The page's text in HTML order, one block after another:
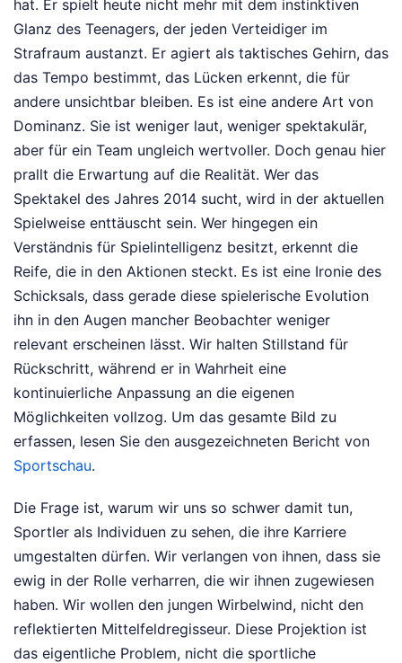
hat. Er spielt heute nicht mehr mit dem instinktiven
Glanz des Teenagers, der jeden Verteidiger im
Strafraum austanzt. Er agiert als taktisches Gehirn, das
das Tempo bestimmt, das Lücken erkennt, die für
andere unsichtbar bleiben. Es ist eine andere Art von
Dominanz. Sie ist weniger laut, weniger spektakulär,
aber für ein Team ungleich wertvoller. Doch genau hier
prallt die Erwartung auf die Realität. Wer das
Spektakel des Jahres 2014 sucht, wird in der aktuellen
Spielweise enttäuscht sein. Wer hingegen ein
Verständnis für Spielintelligenz besitzt, erkennt die
Reife, die in den Aktionen steckt. Es ist eine Ironie des
Schicksals, dass gerade diese spielerische Evolution
ihn in den Augen mancher Beobachter weniger
relevant erscheinen lässt. Wir halten Stillstand für
Rückschritt, während er in Wahrheit eine
kontinuierliche Anpassung an die eigenen
Möglichkeiten vollzog. Um das gesamte Bild zu
erfassen, lesen Sie den ausgezeichneten Bericht von
Sportschau.
Die Frage ist, warum wir uns so schwer damit tun,
Sportler als Individuen zu sehen, die ihre Karriere
umgestalten dürfen. Wir verlangen von ihnen, dass sie
ewig in der Rolle verharren, die wir ihnen zugewiesen
haben. Wir wollen den jungen Wirbelwind, nicht den
reflektierten Mittelfeldregisseur. Diese Projektion ist
das eigentliche Problem, nicht die sportliche